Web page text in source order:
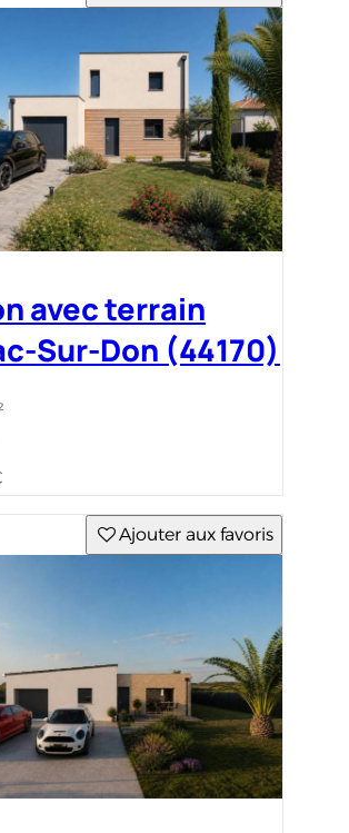
avec terrain
Sur-Don (44170)
Ajouter aux favoris